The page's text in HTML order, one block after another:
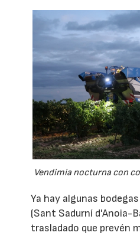
Vendimia nocturna con
Ya hay algunas
(Sant Sadurní d'Anoia-
trasladado que prevén